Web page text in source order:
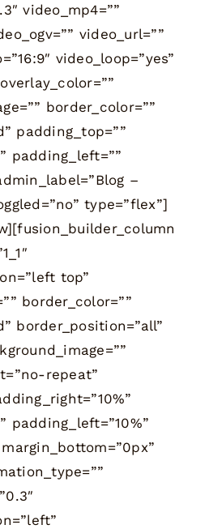
video_mp4=””
video_url=””
video_loop=”yes”
border_color=””
padding_top=””
padding_left=””
–
type=”flex”]
top”
border_color=””
border_position=”all”
repeat”
padding_left=”10%”